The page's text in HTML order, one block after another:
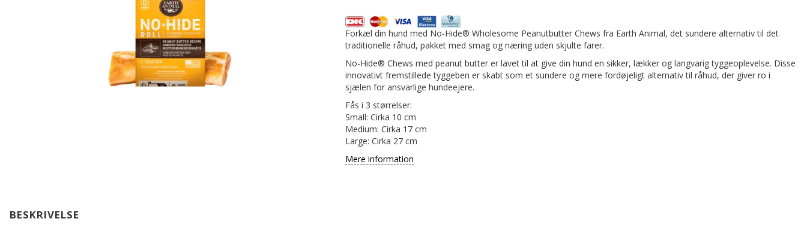
Forkæl din hund med No-Hide® Wholesome Peanutbutter Chews fra Earth Animal, det sundere alternativ til det
traditionelle råhud, pakket med smag og næring uden skjulte farer.
No-Hide® Chews med peanut butter er lavet til at give din hund en sikker, lækker og langvarig tyggeoplevelse. Disse
innovativt fremstillede tyggeben er skabt som et sundere og mere fordøjeligt alternativ til råhud, der giver ro i
sjælen for ansvarlige hundeejere.
Fås i 3 størrelser:
Small: Cirka 10 cm
Medium: Cirka 17 cm
Large: Cirka 27 cm
Mere information
BESKRIVELSE